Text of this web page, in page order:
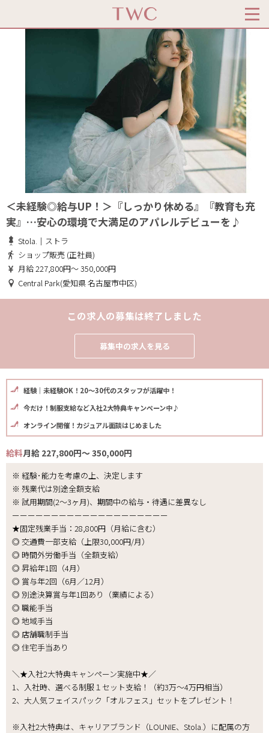
＜未経験◎給与UP！＞『しっかり休める』『教育も充
実』…安心の環境で大満足のアパレルデビューを♪
Stola.｜ストラ
ショップ販売 (正社員)
月給 227,800円～ 350,000円
Central Park(愛知県 名古屋市中区)
この求人の募集は終了しました
募集中の求人を見る
経験｜未経験OK！20～30代のスタッフが活躍中！
今だけ！制服支給など入社2大特典キャンペーン中♪
オンライン開催！カジュアル面談はじめました
給料月給 227,800円～ 350,000円
※ 経験･能力を考慮の上、決定します
※ 残業代は別途全額支給
※ 試用期間(2～3ヶ月)、期間中の給与・待遇に差異なし
ーーーーーーーーーーーーーーーーーーーー
★固定残業手当：28,800円（月給に含む）
◎ 交通費一部支給（上限30,000円/月）
◎ 時間外労働手当（全額支給）
◎ 昇給年1回（4月）
◎ 賞与年2回（6月／12月）
◎ 別途決算賞与年1回あり（業績による）
◎ 職能手当
◎ 地域手当
◎ 店舗職制手当
◎ 住宅手当あり
＼★入社2大特典キャンペーン実施中★／
1、入社時、選べる制服１セット支給！（約3万～4万円相当）
2、大人気フェイスパック「オルフェス」セットをプレゼント！
※入社2大特典は、キャリアブランド（LOUNIE、Stola.）に配属の方